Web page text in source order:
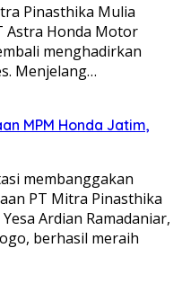
Pinasthika Mulia
Astra Honda Motor
menghadirkan
Menjelang…
MPM Honda Jatim,
membanggakan
PT Mitra Pinasthika
Ardian Ramadaniar,
berhasil meraih